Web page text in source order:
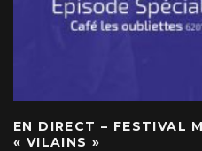
EN DIRECT – FESTIVAL
« VILAINS »